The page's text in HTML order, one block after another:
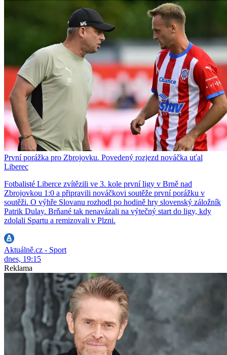
První porážka pro Zbrojovku. Povedený rozjezd nováčka uťal
Liberec
Fotbalisté Liberce zvítězili ve 3. kole první ligy v Brně nad
Zbrojovkou 1:0 a připravili nováčkovi soutěže první porážku v
soutěži. O výhře Slovanu rozhodl po hodině hry slovenský záložník
Patrik Dulay. Brňané tak nenavázali na výtečný start do ligy, kdy
zdolali Spartu a remizovali v Plzni.
Aktuálně.cz - Sport
dnes, 19:15
Reklama